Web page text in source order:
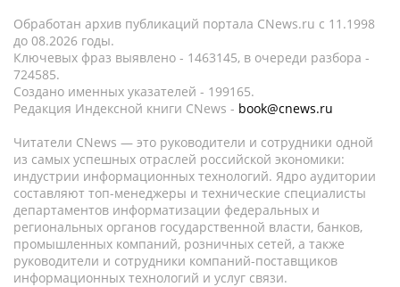
Обработан архив публикаций портала CNews.ru c 11.1998
до 08.2026 годы.
Ключевых фраз выявлено - 1463145, в очереди разбора -
724585.
Создано именных указателей - 199165.
Редакция Индексной книги CNews - book@cnews.ru
Читатели CNews — это руководители и сотрудники одной
из самых успешных отраслей российской экономики:
индустрии информационных технологий. Ядро аудитории
составляют топ-менеджеры и технические специалисты
департаментов информатизации федеральных и
региональных органов государственной власти, банков,
промышленных компаний, розничных сетей, а также
руководители и сотрудники компаний-поставщиков
информационных технологий и услуг связи.